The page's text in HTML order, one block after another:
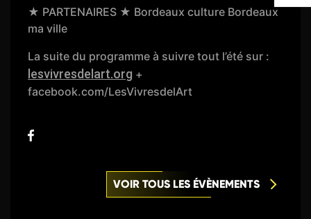
★ PARTENAIRES ★ Bordeaux culture Bordeaux
ma ville
La suite du programme à suivre tout l’été sur :
lesvivresdelart.org +
facebook.com/LesVivresdelArt
VOIR TOUS LES ÉVÈNEMENTS